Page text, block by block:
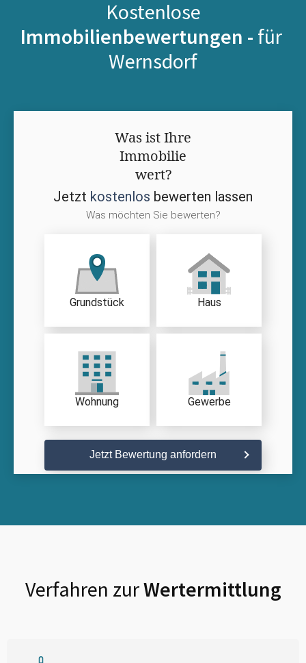
Kostenlose
Immobilienbewertungen - für
Wernsdorf
Was ist Ihre
Immobilie
wert?
Jetzt kostenlos bewerten lassen
Was möchten Sie bewerten?
Grundstück Haus
Wohnung Gewerbe
Jetzt Bewertung anfordern
Verfahren zurWertermittlung